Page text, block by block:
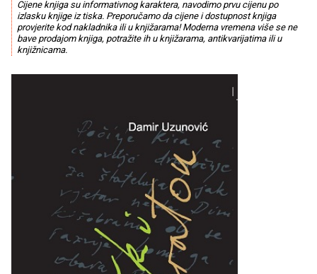
Cijene knjiga su informativnog karaktera, navodimo prvu cijenu po
izlasku knjige iz tiska. Preporučamo da cijene i dostupnost knjiga
provjerite kod nakladnika ili u knjižarama! Moderna vremena više se ne
bave prodajom knjiga, potražite ih u knjižarama, antikvarijatima ili u
knjižnicama.